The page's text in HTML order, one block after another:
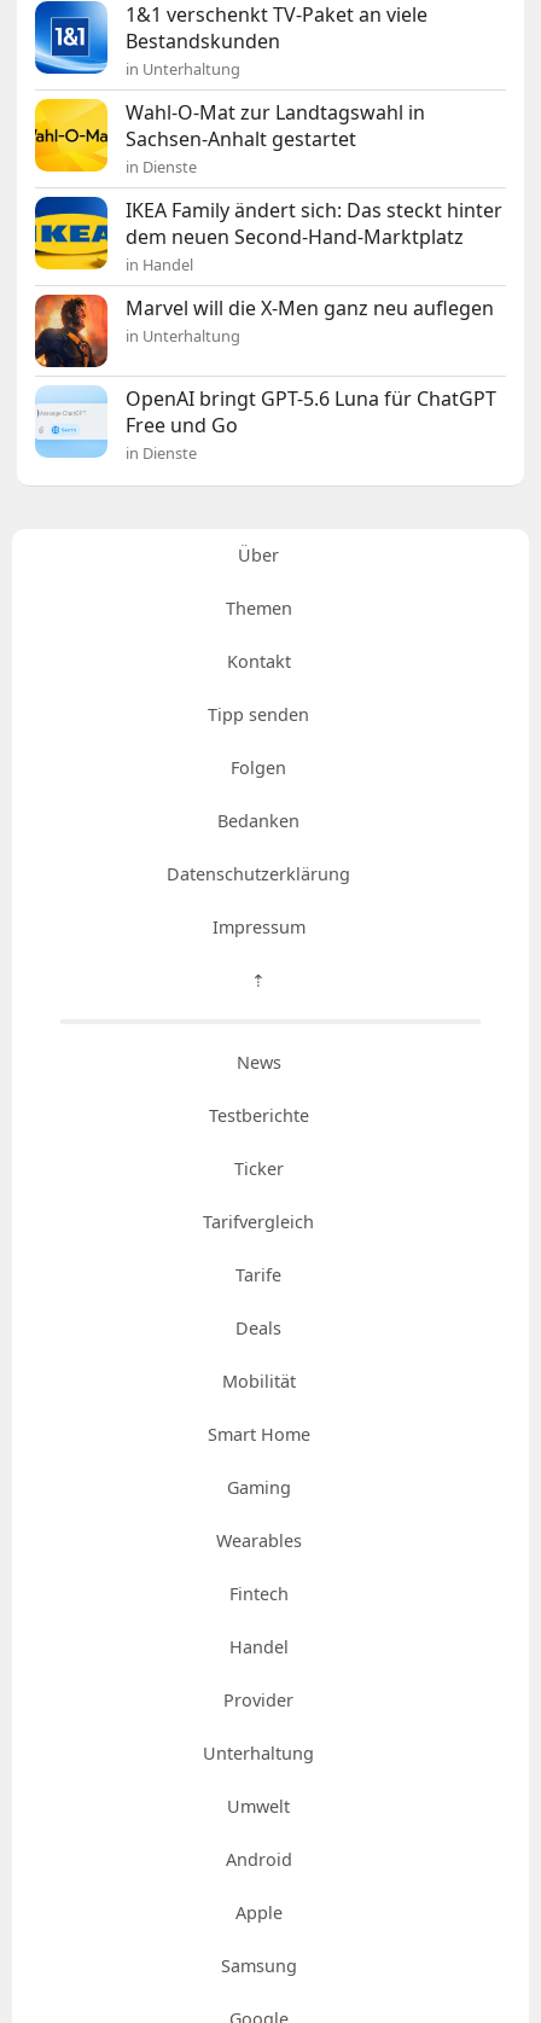
1&1 verschenkt TV-Paket an viele
Bestandskunden
in Unterhaltung
Wahl-O-Mat zur Landtagswahl in
Sachsen-Anhalt gestartet
in Dienste
IKEA Family ändert sich: Das steckt hinter
dem neuen Second-Hand-Marktplatz
in Handel
Marvel will die X-Men ganz neu auflegen
in Unterhaltung
OpenAI bringt GPT-5.6 Luna für ChatGPT
Free und Go
in Dienste
Über
Themen
Kontakt
Tipp senden
Folgen
Bedanken
Datenschutzerklärung
Impressum
⇡
News
Testberichte
Ticker
Tarifvergleich
Tarife
Deals
Mobilität
Smart Home
Gaming
Wearables
Fintech
Handel
Provider
Unterhaltung
Umwelt
Android
Apple
Samsung